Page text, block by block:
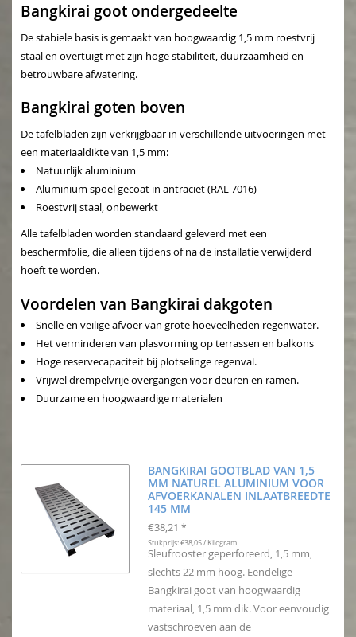
Bangkirai goot ondergedeelte
De stabiele basis is gemaakt van hoogwaardig 1,5 mm roestvrij
staal en overtuigt met zijn hoge stabiliteit, duurzaamheid en
betrouwbare afwatering.
Bangkirai goten boven
De tafelbladen zijn verkrijgbaar in verschillende uitvoeringen met
een materiaaldikte van 1,5 mm:
Natuurlijk aluminium
Aluminium spoel gecoat in antraciet (RAL 7016)
Roestvrij staal, onbewerkt
Alle tafelbladen worden standaard geleverd met een
beschermfolie, die alleen tijdens of na de installatie verwijderd
hoeft te worden.
Voordelen van Bangkirai dakgoten
Snelle en veilige afvoer van grote hoeveelheden regenwater.
Het verminderen van plasvorming op terrassen en balkons
Hoge reservecapaciteit bij plotselinge regenval.
Vrijwel drempelvrije overgangen voor deuren en ramen.
Duurzame en hoogwaardige materialen
BANGKIRAI GOOTBLAD VAN 1,5
MM NATUREL ALUMINIUM VOOR
AFVOERKANALEN INLAATBREEDTE
145 MM
€38,21 *
Stukprijs: €38,05 / Kilogram
Sleufrooster geperforeerd, 1,5 mm,
slechts 22 mm hoog. Eendelige
Bangkirai goot van hoogwaardig
materiaal, 1,5 mm dik. Voor eenvoudig
vastschroeven aan de